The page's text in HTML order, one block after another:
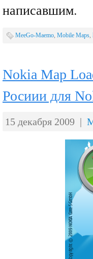
написавшим.
MeeGo-Maemo, Mobile Maps,
Nokia Map
Росиии для
15 декабря 2009 |